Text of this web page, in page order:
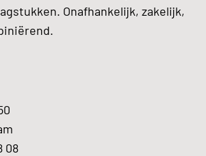
Onafhankelijk, zakelijk,
08